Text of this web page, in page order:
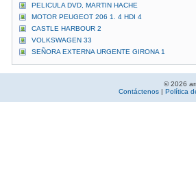
PELICULA DVD, MARTIN HACHE
MOTOR PEUGEOT 206 1. 4 HDI 4
CASTLE HARBOUR 2
VOLKSWAGEN 33
SEÑORA EXTERNA URGENTE GIRONA 1
© 2026
Contáctenos | Política